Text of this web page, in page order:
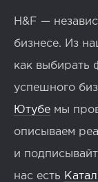
H&F —
бизнесе. Из
как выбирать
успешного
Ютубе мы
описываем
и
нас есть